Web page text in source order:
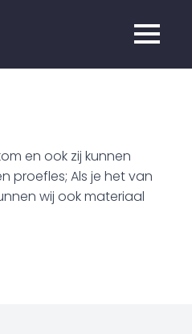
en ook zij kunnen
proefles; Als je het van
wij ook materiaal